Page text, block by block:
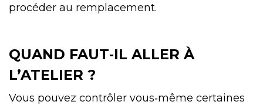
procéder au remplacement.
QUAND FAUT‑IL ALLER À
L’ATELIER ?
Vous pouvez contrôler vous‑même certaines